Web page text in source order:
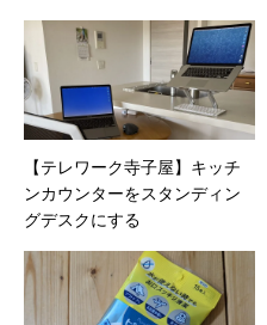
【テレワーク寺子屋】キッチ
ンカウンターをスタンディン
グデスクにする